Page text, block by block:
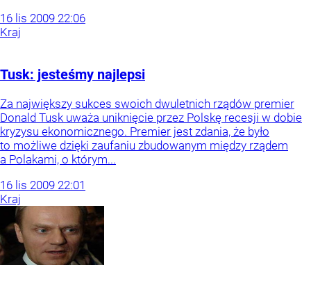
16 lis 2009 22:06
Kraj
Tusk: jesteśmy najlepsi
Za największy sukces swoich dwuletnich rządów premier
Donald Tusk uważa uniknięcie przez Polskę recesji w dobie
kryzysu ekonomicznego. Premier jest zdania, że było
to możliwe dzięki zaufaniu zbudowanym między rządem
a Polakami, o którym...
16 lis 2009 22:01
Kraj